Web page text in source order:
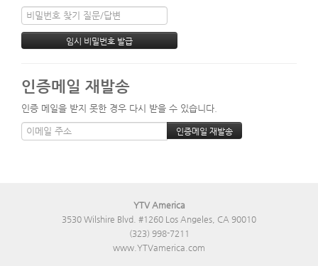
인증메일 재발송
인증 메일을 받지 못한 경우 다시 받을 수 있습니다.
YTV America
3530 Wilshire Blvd. #1260 Los Angeles, CA 90010
(323) 998-7211
www.YTVamerica.com